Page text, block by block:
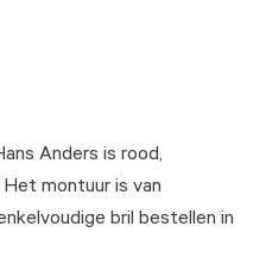
Anders is rood,
montuur is van
bril bestellen in